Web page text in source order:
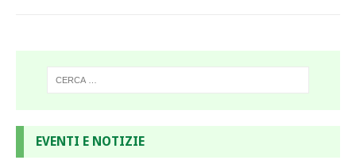
EVENTI E NOTIZIE